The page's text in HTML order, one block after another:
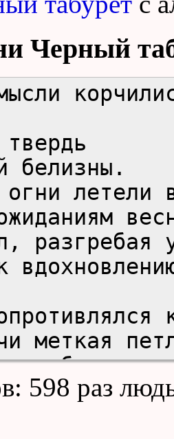
Черный
твердь
белизны.
огни летели
разгребая
меткая
подобно
тебе
598 раз